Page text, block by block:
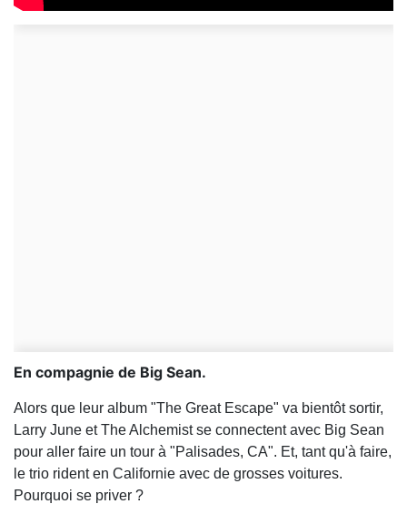
En compagnie de Big Sean.
Alors que leur album "The Great Escape" va bientôt sortir,
Larry June et The Alchemist se connectent avec Big Sean
pour aller faire un tour à "Palisades, CA". Et, tant qu'à faire,
le trio rident en Californie avec de grosses voitures.
Pourquoi se priver ?